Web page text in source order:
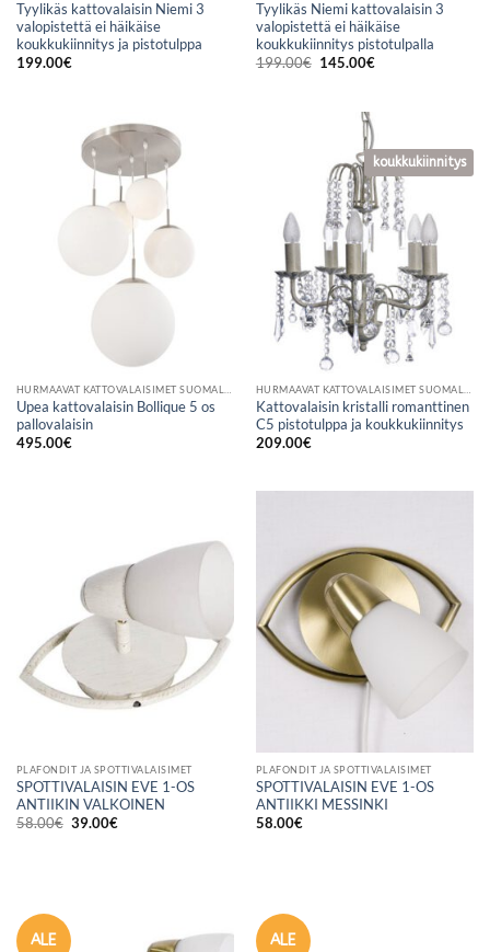
Tyylikäs kattovalaisin Niemi 3
valopistettä ei häikäise
koukkukiinnitys ja pistotulppa
199.00€
Tyylikäs Niemi kattovalaisin 3
valopistettä ei häikäise
koukkukiinnitys pistotulpalla
199.00€ Alkuperäinen
145.00€Nykyinen
HURMAAVAT KATTOVALAISIMET SUOMALAISESTA VERKKOKAUPASTA
Upea kattovalaisin Bollique 5 os
pallovalaisin
495.00€
koukkukiinnitys
HURMAAVAT KATTOVALAISIMET SUOMALAISESTA VERKKOKAUPASTA
Kattovalaisin kristalli romanttinen
C5 pistotulppa ja koukkukiinnitys
209.00€
PLAFONDIT JA SPOTTIVALAISIMET
SPOTTIVALAISIN EVE 1-OS
ANTIIKIN VALKOINEN
58.00€ Alkuperäinen
39.00€Nykyinen
PLAFONDIT JA SPOTTIVALAISIMET
SPOTTIVALAISIN EVE 1-OS
ANTIIKKI MESSINKI
58.00€
ALE ALE